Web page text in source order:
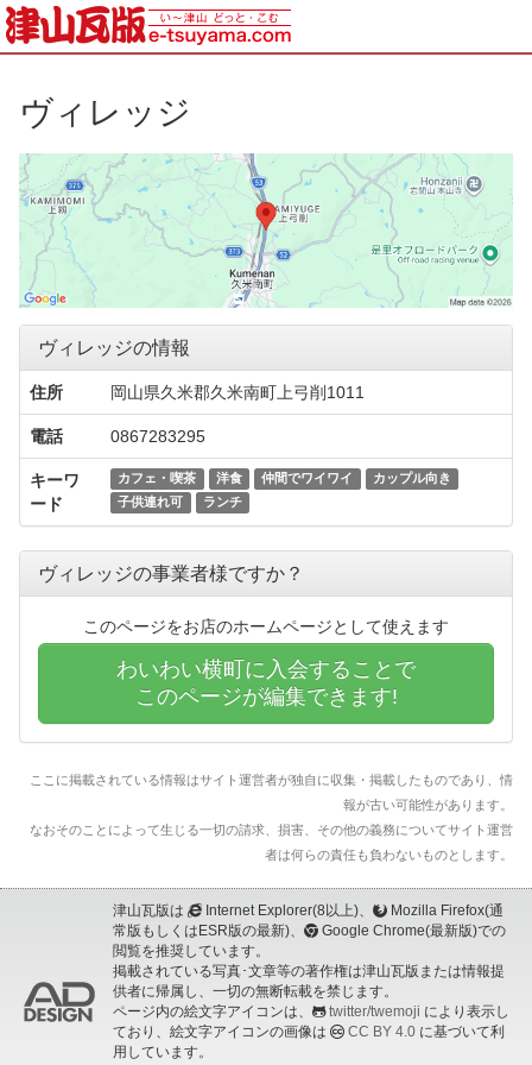
ヴィレッジ
ヴィレッジの情報
住所 岡山県久米郡久米南町上弓削1011
電話 0867283295
キーワ
ード
カフェ・喫茶 洋食 仲間でワイワイ
カップル向き
子供連れ可
ランチ
ヴィレッジの事業者様ですか？
このページをお店のホームページとして使えます
わいわい横町に入会することで
このページが編集できます!
ここに掲載されている情報はサイト運営者が独自に収集・掲載したものであり、情
報が古い可能性があります。
なおそのことによって生じる一切の請求、損害、その他の義務についてサイト運営
者は何らの責任も負わないものとします。
津山瓦版は Internet Explorer(8以上)、
Mozilla Firefox(通
常版もしくはESR版の最新)、
Google Chrome(最新版)での
閲覧を推奨しています。
掲載されている写真･文章等の著作権は津山瓦版または情報提
供者に帰属し、一切の無断転載を禁じます。
ページ内の絵文字アイコンは、
twitter/twemoji により表示し
ており、絵文字アイコンの画像は
CC BY 4.0 に基づいて利
用しています。